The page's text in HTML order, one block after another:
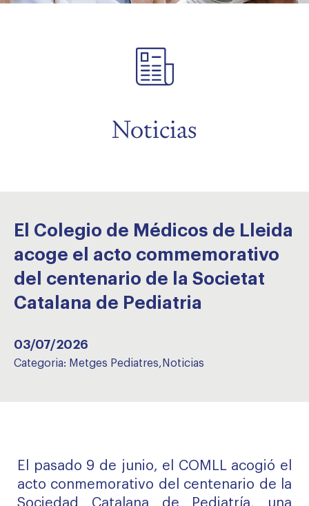
Noticias
El Colegio de Médicos de Lleida
acoge el acto commemorativo
del centenario de la Societat
Catalana de Pediatria
03/07/2026
Categoria: Metges Pediatres, Noticias
El pasado 9 de junio, el COMLL acogió el
acto conmemorativo del centenario de la
Sociedad Catalana de Pediatría, una